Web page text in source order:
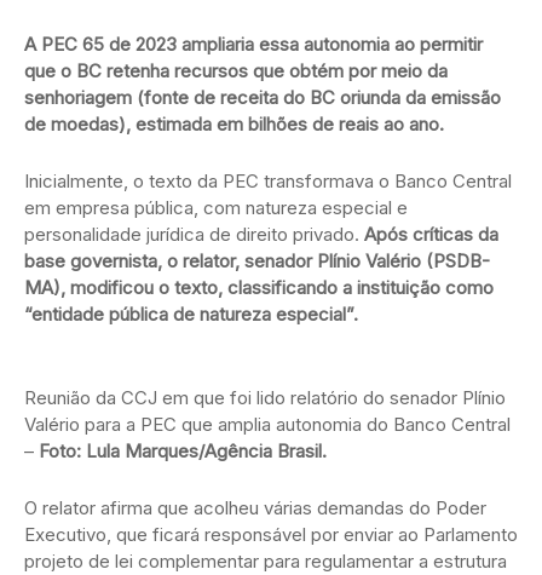
A PEC 65 de 2023 ampliaria essa autonomia ao permitir
que o BC retenha recursos que obtém por meio da
senhoriagem (fonte de receita do BC oriunda da emissão
de moedas), estimada em bilhões de reais ao ano.
Inicialmente, o texto da PEC transformava o Banco Central
em empresa pública, com natureza especial e
personalidade jurídica de direito privado. Após críticas da
base governista, o relator, senador Plínio Valério (PSDB-
MA), modificou o texto, classificando a instituição como
“entidade pública de natureza especial”.
Reunião da CCJ em que foi lido relatório do senador Plínio
Valério para a PEC que amplia autonomia do Banco Central
– Foto: Lula Marques/Agência Brasil.
O relator afirma que acolheu várias demandas do Poder
Executivo, que ficará responsável por enviar ao Parlamento
projeto de lei complementar para regulamentar a estrutura